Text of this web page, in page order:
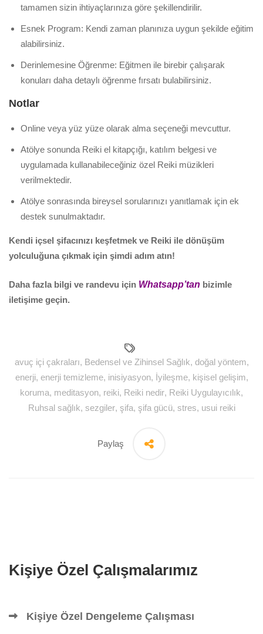
Kişiye Özel Çalışmalarımız
Kişiye Özel Dengeleme Çalışması
tamamen sizin ihtiyaçlarınıza göre şekillendirilir.
Esnek Program: Kendi zaman planınıza uygun şekilde eğitim
alabilirsiniz.
Derinlemesine Öğrenme: Eğitmen ile birebir çalışarak
konuları daha detaylı öğrenme fırsatı bulabilirsiniz.
Notlar
Online veya yüz yüze olarak alma seçeneği mevcuttur.
Atölye sonunda Reiki el kitapçığı, katılım belgesi ve
uygulamada kullanabileceğiniz özel Reiki müzikleri
verilmektedir.
Atölye sonrasında bireysel sorularınızı yanıtlamak için ek
destek sunulmaktadır.
Kendi içsel şifacınızı keşfetmek ve Reiki ile dönüşüm
yolculuğuna çıkmak için şimdi adım atın!
Daha fazla bilgi ve randevu için Whatsapp’tan bizimle
iletişime geçin.
avuç içi çakraları, Bedensel ve Zihinsel Sağlık, doğal yöntem,
enerji, enerji temizleme, inisiyasyon, İyileşme, kişisel gelişim,
koruma, meditasyon, reiki, Reiki nedir, Reiki Uygulayıcılık,
Ruhsal sağlık, sezgiler, şifa, şifa gücü, stres, usui reiki
Paylaş